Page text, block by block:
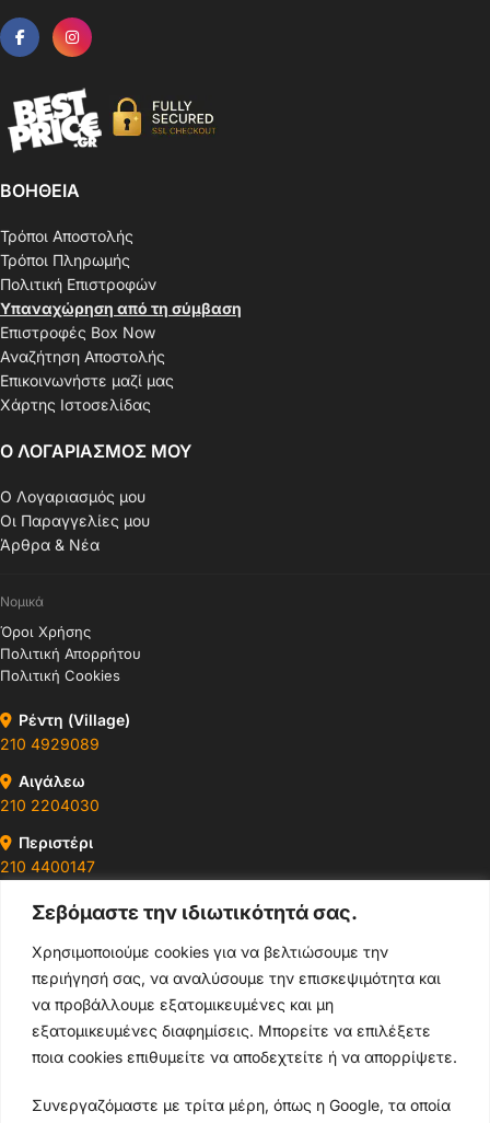
Σεβόμαστε την ιδιωτικότητά σας.
Χρησιμοποιούμε cookies για να βελτιώσουμε την
περιήγησή σας, να αναλύσουμε την επισκεψιμότητα και
να προβάλλουμε εξατομικευμένες και μη
εξατομικευμένες διαφημίσεις. Μπορείτε να επιλέξετε
ποια cookies επιθυμείτε να αποδεχτείτε ή να απορρίψετε.
Συνεργαζόμαστε με τρίτα μέρη, όπως η Google, τα οποία
ΒΟΗΘΕΙΑ
Τρόποι Αποστολής
Τρόποι Πληρωμής
Πολιτική Επιστροφών
Υπαναχώρηση από τη σύμβαση
Επιστροφές Box Now
Αναζήτηση Αποστολής
Επικοινωνήστε μαζί μας
Χάρτης Ιστοσελίδας
Ο ΛΟΓΑΡΙΑΣΜΟΣ ΜΟΥ
Ο Λογαριασμός μου
Οι Παραγγελίες μου
Άρθρα & Νέα
Νομικά
Όροι Χρήσης
Πολιτική Απορρήτου
Πολιτική Cookies
Ρέντη (Village)
210 4929089
Αιγάλεω
210 2204030
Περιστέρι
210 4400147
Ωράρια & Διευθύνσεις →
210 4929089
Κεντρικό τηλέφωνο
info@thikishop.gr
Δευ - Σάβ: 10:00 - 21:00